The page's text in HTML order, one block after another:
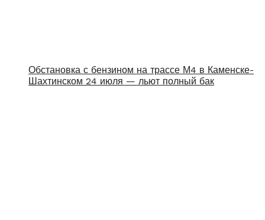
Обстановка с бензином на трассе М4 в Каменске-
Шахтинском 24 июля — льют полный бак